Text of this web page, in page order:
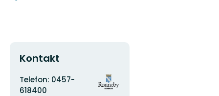
Kontakt
Adress
Telefon: 0457-
618400
Organisationens
logotyp